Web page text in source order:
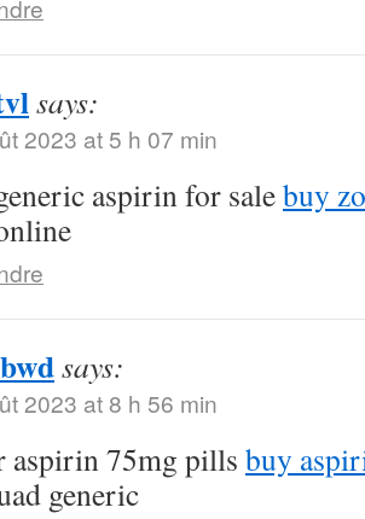
says:
2023 at 5 h 07 min
aspirin for salebuy
says:
2023 at 8 h 56 min
aspirin 75mg pills buy
generic